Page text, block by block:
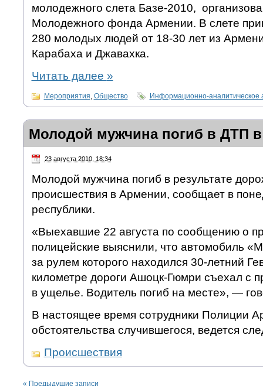
молодежного слета Базе-2010,
Молодежного фонда Армении. В слете
280 молодых людей от 18-30 лет из
Карабаха и Джавахка.
Читать далее »
Мероприятия, Общество Информационно-аналитическое
Молодой мужчина погиб в ДТП
23 августа 2010, 18:34
Молодой мужчина погиб в результате
происшествия в Армении, сообщает в
республики.
«Выехавшие 22 августа по сообщению о
полицейские выяснили, что автомобиль
за рулем которого находился 30-летний
километре дороги Ашоцк-Гюмри съехал с
в ущелье. Водитель погиб на месте», —
В настоящее время сотрудники Полиции
обстоятельства случившегося, ведется
Происшествия
« Предыдущие записи